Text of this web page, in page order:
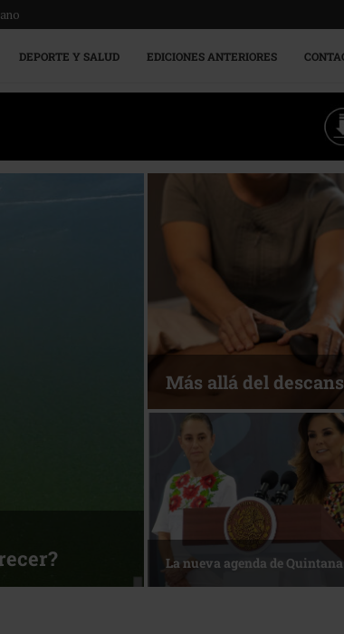
DEPORTE Y SALUD EDICIONES ANTERIORES
Energía que
Reconocimiento de viajeros